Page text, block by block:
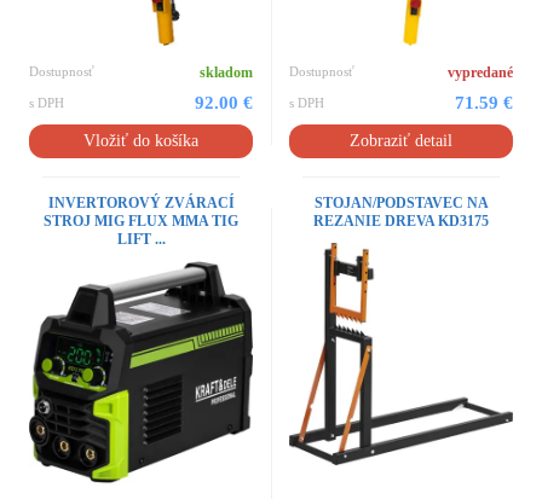
Dostupnosť skladom
s DPH 92.00 €
Vložiť do košíka
Dostupnosť vypredané
s DPH 71.59 €
Zobraziť detail
INVERTOROVÝ ZVÁRACÍ
STROJ MIG FLUX MMA TIG
LIFT ...
STOJAN/PODSTAVEC NA
REZANIE DREVA KD3175